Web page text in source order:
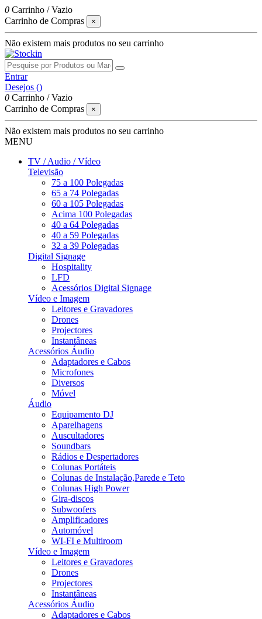
0 Carrinho /Vazio
Carrinho de Compras
×
Não existem mais produtos no seu carrinho
Entrar
Desejos ()
0 Carrinho /Vazio
Carrinho de Compras
×
Não existem mais produtos no seu carrinho
MENU
TV / Audio / Vídeo
Televisão
75 a 100 Polegadas
65 a 74 Polegadas
60 a 105 Polegadas
Acima 100 Polegadas
40 a 64 Polegadas
40 a 59 Polegadas
32 a 39 Polegadas
Digital Signage
Hospitality
LFD
Acessórios Digital Signage
Vídeo e Imagem
Leitores e Gravadores
Drones
Projectores
Instantâneas
Acessórios Áudio
Adaptadores e Cabos
Microfones
Diversos
Móvel
Áudio
Equipamento DJ
Aparelhagens
Auscultadores
Soundbars
Rádios e Despertadores
Colunas Portáteis
Colunas de Instalação,Parede e Teto
Colunas High Power
Gira-discos
Subwoofers
Amplificadores
Automóvel
WI-FI e Multiroom
Vídeo e Imagem
Leitores e Gravadores
Drones
Projectores
Instantâneas
Acessórios Áudio
Adaptadores e Cabos